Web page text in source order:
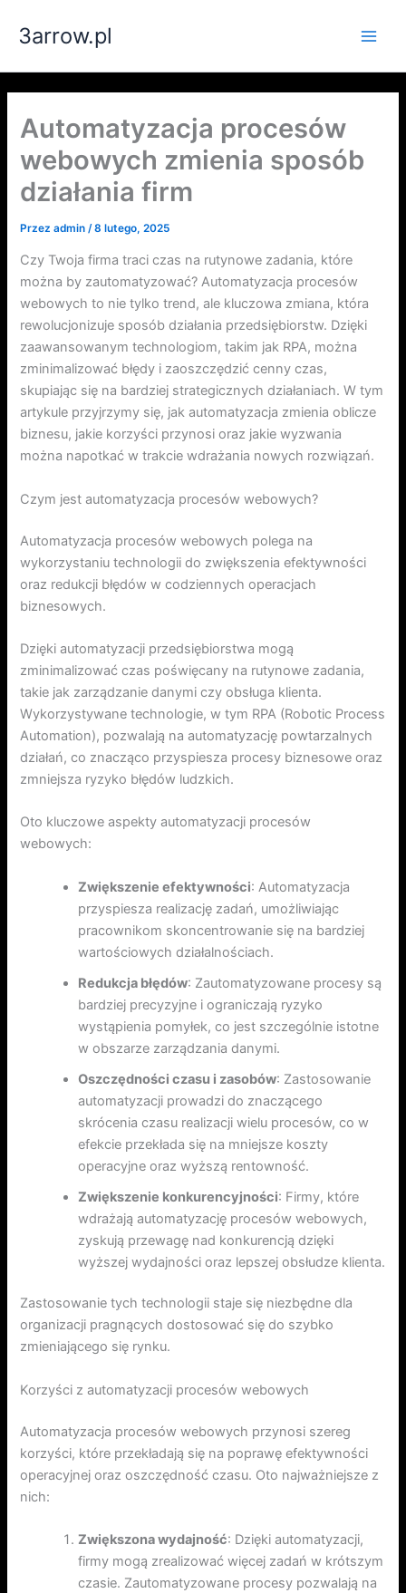
3arrow.pl
Automatyzacja procesów
webowych zmienia sposób
działania firm
Przezadmin /8 lutego, 2025
Czy Twoja firma traci czas na rutynowe zadania, które
można by zautomatyzować? Automatyzacja procesów
webowych to nie tylko trend, ale kluczowa zmiana, która
rewolucjonizuje sposób działania przedsiębiorstw. Dzięki
zaawansowanym technologiom, takim jak RPA, można
zminimalizować błędy i zaoszczędzić cenny czas,
skupiając się na bardziej strategicznych działaniach. W tym
artykule przyjrzymy się, jak automatyzacja zmienia oblicze
biznesu, jakie korzyści przynosi oraz jakie wyzwania
można napotkać w trakcie wdrażania nowych rozwiązań.
Czym jest automatyzacja procesów webowych?
Automatyzacja procesów webowych polega na
wykorzystaniu technologii do zwiększenia efektywności
oraz redukcji błędów w codziennych operacjach
biznesowych.
Dzięki automatyzacji przedsiębiorstwa mogą
zminimalizować czas poświęcany na rutynowe zadania,
takie jak zarządzanie danymi czy obsługa klienta.
Wykorzystywane technologie, w tym RPA (Robotic Process
Automation), pozwalają na automatyzację powtarzalnych
działań, co znacząco przyspiesza procesy biznesowe oraz
zmniejsza ryzyko błędów ludzkich.
Oto kluczowe aspekty automatyzacji procesów
webowych:
Zwiększenie efektywności: Automatyzacja
przyspiesza realizację zadań, umożliwiając
pracownikom skoncentrowanie się na bardziej
wartościowych działalnościach.
Redukcja błędów: Zautomatyzowane procesy są
bardziej precyzyjne i ograniczają ryzyko
wystąpienia pomyłek, co jest szczególnie istotne
w obszarze zarządzania danymi.
Oszczędności czasu i zasobów: Zastosowanie
automatyzacji prowadzi do znaczącego
skrócenia czasu realizacji wielu procesów, co w
efekcie przekłada się na mniejsze koszty
operacyjne oraz wyższą rentowność.
Zwiększenie konkurencyjności: Firmy, które
wdrażają automatyzację procesów webowych,
zyskują przewagę nad konkurencją dzięki
wyższej wydajności oraz lepszej obsłudze klienta.
Zastosowanie tych technologii staje się niezbędne dla
organizacji pragnących dostosować się do szybko
zmieniającego się rynku.
Korzyści z automatyzacji procesów webowych
Automatyzacja procesów webowych przynosi szereg
korzyści, które przekładają się na poprawę efektywności
operacyjnej oraz oszczędność czasu. Oto najważniejsze z
nich:
Zwiększona wydajność: Dzięki automatyzacji,
firmy mogą zrealizować więcej zadań w krótszym
czasie. Zautomatyzowane procesy pozwalają na